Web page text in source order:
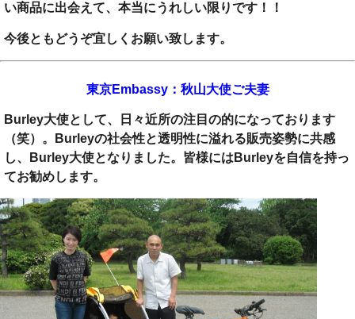
い商品に出会えて、本当にうれしい限りです！！
今後ともどうぞ宜しくお願い致します。
東京Embassy：秋山大使ご夫妻
Burley大使として、日々近所の注目の的になっております
（笑）。Burleyの社会性と透明性に溢れる販売姿勢に共感
し、Burley大使となりました。皆様にはBurleyを自信を持っ
てお勧めします。